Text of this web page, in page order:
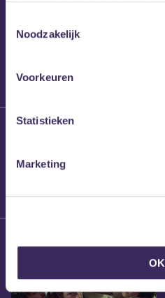
Noodzakelijk
Voorkeuren
Statistieken
Marketing
OK